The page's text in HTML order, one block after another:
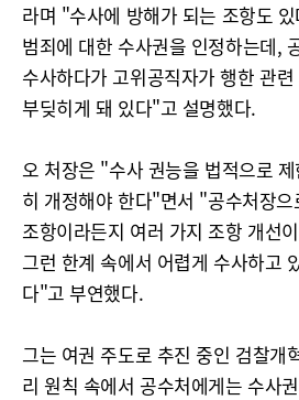
라며 "수사에 방해가 되는 조항도
범죄에 대한 수사권을 인정하는데,
수사하다가 고위공직자가 행한 관
부딪히게 돼 있다"고 설명했다.
오 처장은 "수사 권능을 법적으로
히 개정해야 한다"면서 "공수처장
조항이라든지 여러 가지 조항 개선
그런 한계 속에서 어렵게 수사하고
다"고 부연했다.
그는 여권 주도로 추진 중인 검찰개
리 원칙 속에서 공수처에게는 수사